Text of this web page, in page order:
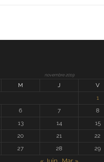
novembre 2019
M J V
1
6 7 8
13 14 15
20 21 22
27 28 29